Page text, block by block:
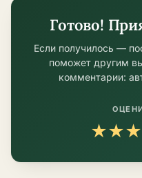
Готово!
Если получилось —
поможет другим
комментарии:
★★★